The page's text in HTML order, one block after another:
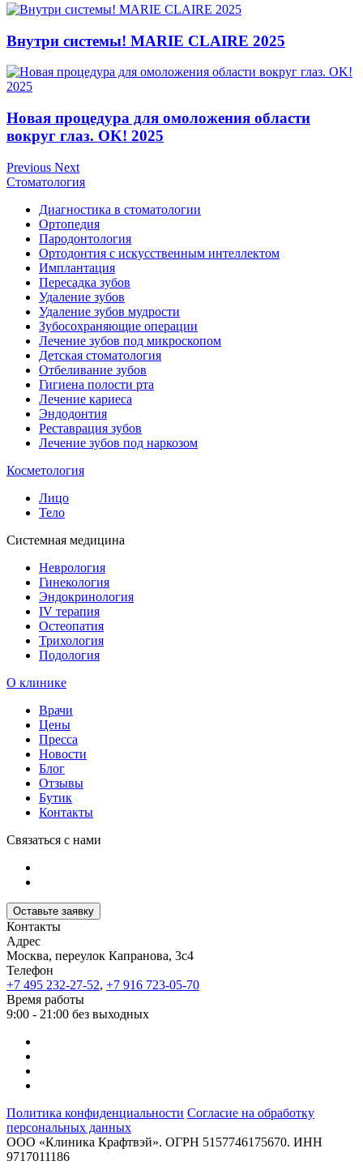
Внутри системы! MARIE CLAIRE 2025
Новая процедура для омоложения области
вокруг глаз. OK! 2025
Previous Next
Стоматология
Диагностика в стоматологии
Ортопедия
Пародонтология
Ортодонтия с искусственным интеллектом
Имплантация
Пересадка зубов
Удаление зубов
Удаление зубов мудрости
Зубосохраняющие операции
Лечение зубов под микроскопом
Детская стоматология
Отбеливание зубов
Гигиена полости рта
Лечение кариеса
Эндодонтия
Реставрация зубов
Лечение зубов под наркозом
Косметология
Лицо
Тело
Системная медицина
Неврология
Гинекология
Эндокринология
IV терапия
Остеопатия
Трихология
Подология
О клинике
Врачи
Цены
Пресса
Новости
Блог
Отзывы
Бутик
Контакты
Связаться с нами
Оставьте заявку
Контакты
Адрес
Москва, переулок Капранова, 3с4
Телефон
+7 495 232-27-52, +7 916 723-05-70
Время работы
9:00 - 21:00 без выходных
Политика конфиденциальности Согласие на обработку
персональных данных
ООО «Клиника Крафтвэй». ОГРН 5157746175670. ИНН
9717011186